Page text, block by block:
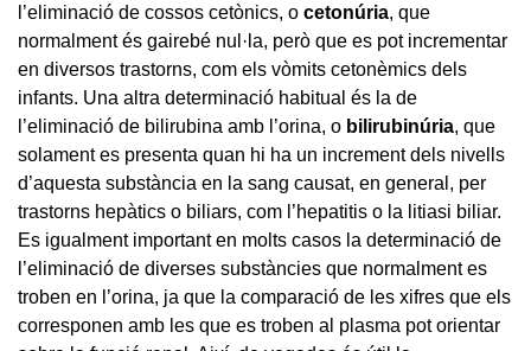
l’eliminació de cossos cetònics, o cetonúria, que
normalment és gairebé nul·la, però que es pot incrementar
en diversos trastorns, com els vòmits cetonèmics dels
infants. Una altra determinació habitual és la de
l’eliminació de bilirubina amb l’orina, o bilirubinúria, que
solament es presenta quan hi ha un increment dels nivells
d’aquesta substància en la sang causat, en general, per
trastorns hepàtics o biliars, com l’hepatitis o la litiasi biliar.
Es igualment important en molts casos la determinació de
l’eliminació de diverses substàncies que normalment es
troben en l’orina, ja que la comparació de les xifres que els
corresponen amb les que es troben al plasma pot orientar